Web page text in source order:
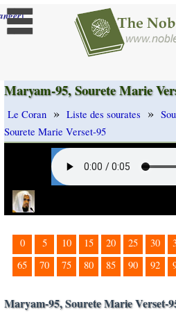
]
Maryam-95, Sourete Marie
Le Coran » Liste des sourates »
Sourete Marie Verset-95
0 5 10 15 20 25 30
65
70 75 80 85 90 92
Maryam-95, Sourete Marie Verset-